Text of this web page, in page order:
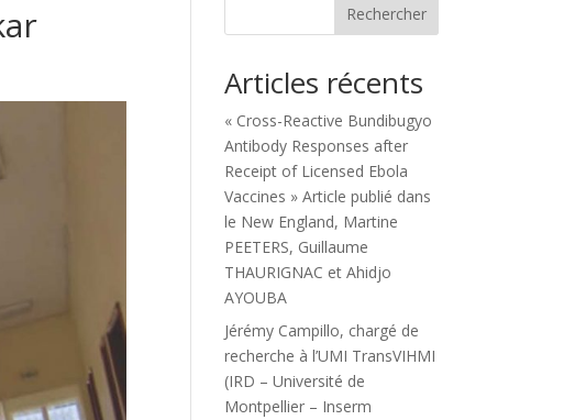
Rechercher
Articles récents
« Cross-Reactive Bundibugyo
Antibody Responses after
Receipt of Licensed Ebola
Vaccines » Article publié dans
le New England, Martine
PEETERS, Guillaume
THAURIGNAC et Ahidjo
AYOUBA
Jérémy Campillo, chargé de
recherche à l’UMI TransVIHMI
(IRD – Université de
Montpellier – Inserm